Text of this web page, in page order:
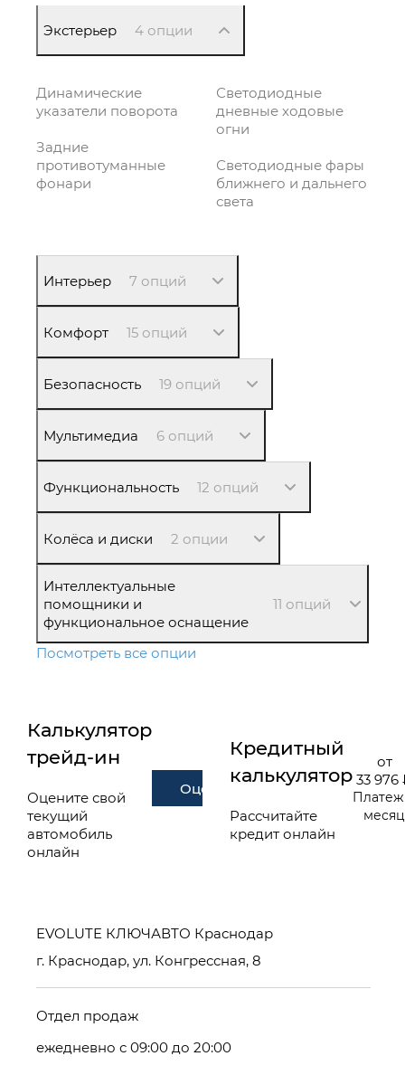
Экстерьер 4 опции
Динамические
указатели поворота
Задние
противотуманные
фонари
Светодиодные
дневные ходовые
огни
Светодиодные фары
ближнего и дальнего
света
Интерьер 7 опций
Комфорт 15 опций
Безопасность 19 опций
Мультимедиа 6 опций
Функциональность 12 опций
Колёса и диски 2 опции
Интеллектуальные
помощники и
функциональное оснащение
11 опций
Посмотреть все опции
Калькулятор
трейд-ин
Оцените свой
текущий
автомобиль
онлайн
Оценить
Кредитный
калькулятор
Рассчитайте
кредит онлайн
от
33 976
месяц
EVOLUTE КЛЮЧАВТО Краснодар
г. Краснодар, ул. Конгрессная, 8
Отдел продаж
ежедневно с 09:00 до 20:00